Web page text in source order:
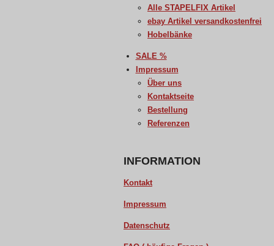
Alle STAPELFIX Artikel
ebay Artikel versandkostenfrei
Hobelbänke
SALE %
Impressum
Über uns
Kontaktseite
Bestellung
Referenzen
INFORMATION
Kontakt
Impressum
Datenschutz